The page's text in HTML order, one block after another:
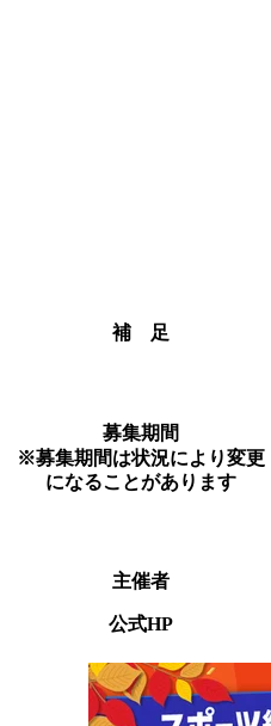
補 足
募集期間
※募集期間は状況により変更
になることがあります
主催者
公式HP